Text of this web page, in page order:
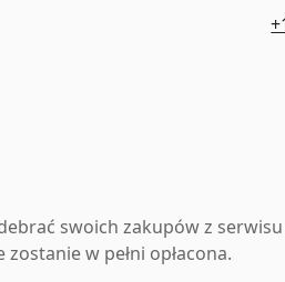
swoich zakupów z
w pełni opłacona.